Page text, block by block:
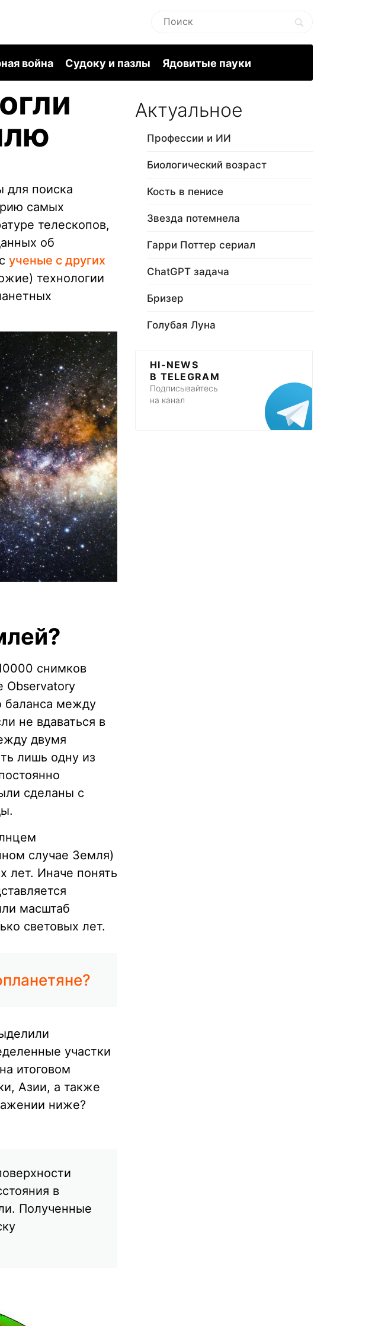
война Судоку и пазлы Ядовитые пауки
для поиска
самых
телескопов,
об
ученые с других
технологии
снимков
Observatory
баланса между
не вдаваться в
двумя
лишь одну из
сделаны с
случае Земля)
лет. Иначе понять
масштаб
световых лет.
участки
итоговом
Азии, а также
ниже?
в
Полученные
Актуальное
Профессии и ИИ
Биологический возраст
Кость в пенисе
Звезда потемнела
Гарри Поттер сериал
ChatGPT задача
Бризер
Голубая Луна
HI-NEWS
В TELEGRAM
Подписывайтесь
на канал